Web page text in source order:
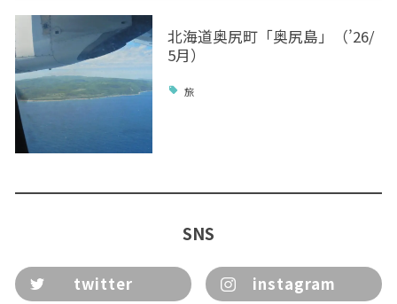
北海道奥尻町「奥尻島」（’26/
5月）
旅
SNS
twitter instagram